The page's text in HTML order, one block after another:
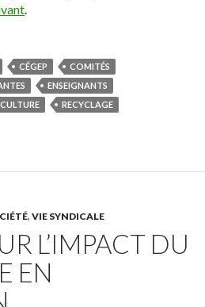
CÉGEP
COMITÉS
ENSEIGNANTS
RECYCLAGE
, VIE SYNDICALE
L’IMPACT DU
EN